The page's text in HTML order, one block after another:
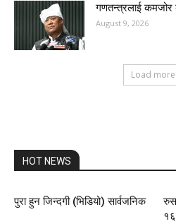
गणतन्त्रलाई कमजोर
August 9, 2026
Load more
HOT NEWS
पुरा हुन जिन्दगी (भिडियो) सार्वजनिक